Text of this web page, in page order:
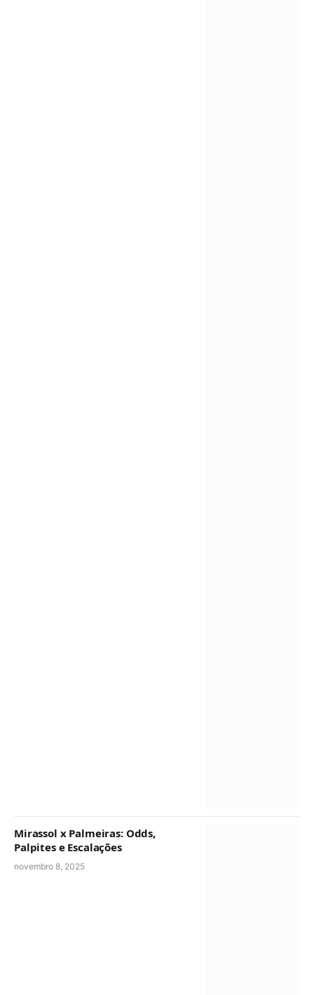
Mirassol x Palmeiras: Odds,
Palpites e Escalações
novembro 8, 2025